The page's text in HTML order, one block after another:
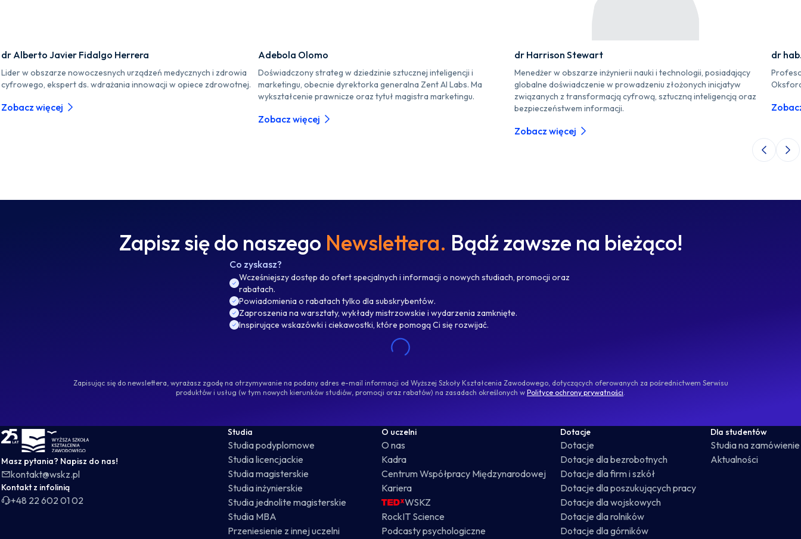
dr Alberto Javier Fidalgo Herrera
Lider w obszarze nowoczesnych urządzeń medycznych i zdrowia
cyfrowego, ekspert ds. wdrażania innowacji w opiece zdrowotnej.
Zobacz więcej
Adebola Olomo
Doświadczony strateg w dziedzinie sztucznej inteligencji i
marketingu, obecnie dyrektorka generalna Zent AI Labs. Ma
wykształcenie prawnicze oraz tytuł magistra marketingu.
Zobacz więcej
dr Harrison Stewart
Menedżer w obszarze inżynierii nauki i technologii, posiadający
globalne doświadczenie w prowadzeniu złożonych inicjatyw
związanych z transformacją cyfrową, sztuczną inteligencją oraz
bezpieczeństwem informacji.
Zobacz więcej
dr
Poprzedni
Zapisz się do naszego Newslettera. Bądź zawsze na bieżąco!
Co zyskasz?
Wcześniejszy dostęp do ofert specjalnych i informacji o nowych studiach, promocji oraz
rabatach.
Powiadomienia o rabatach tylko dla subskrybentów.
Zaproszenia na warsztaty, wykłady mistrzowskie i wydarzenia zamknięte.
Inspirujące wskazówki i ciekawostki, które pomogą Ci się rozwijać.
Zapisując się do newslettera, wyrażasz zgodę na otrzymywanie na podany adres e-mail informacji od Wyższej Szkoły Kształcenia Zawodowego, dotyczących oferowanych za pośrednictwem Serwisu
produktów i usług (w tym nowych kierunków studiów, promocji oraz rabatów) na zasadach określonych w Polityce ochrony prywatności.
WSKZ - strona główna
Masz pytania? Napisz do nas!
kontakt@wskz.pl
Kontakt z infolinią
+48 22 602 01 02
Studia
Studia podyplomowe
Studia licencjackie
Studia magisterskie
Studia inżynierskie
Studia jednolite magisterskie
Studia MBA
Przeniesienie z innej uczelni
O uczelni
O nas
Kadra
Centrum Współpracy Międzynarodowej
Kariera
WSKZ
RockIT Science
Podcasty psychologiczne
Dotacje
Dotacje
Dotacje dla bezrobotnych
Dotacje dla firm i szkół
Dotacje dla poszukujących pracy
Dotacje dla wojskowych
Dotacje dla rolników
Dotacje dla górników
Dla studentów
Studia na zamówienie
Aktualności